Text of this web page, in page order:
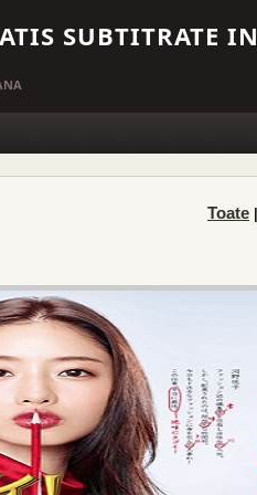
SUBTITRATE IN
Toate